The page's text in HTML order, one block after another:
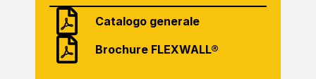
Catalogo generale
Brochure FLEXWALL®